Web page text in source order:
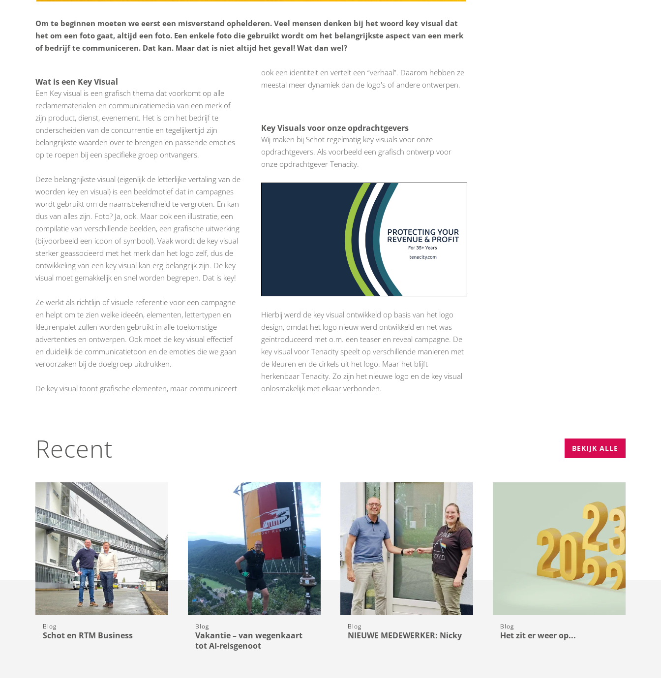
Om te beginnen moeten we eerst een misverstand ophelderen. Veel mensen denken bij het woord key visual dat
het om een foto gaat, altijd een foto. Een enkele foto die gebruikt wordt om het belangrijkste aspect van een merk
of bedrijf te communiceren. Dat kan. Maar dat is niet altijd het geval! Wat dan wel?
Wat is een Key Visual
Een Key visual is een grafisch thema dat voorkomt op alle
reclamematerialen en communicatiemedia van een merk of
zijn product, dienst, evenement. Het is om het bedrijf te
onderscheiden van de concurrentie en tegelijkertijd zijn
belangrijkste waarden over te brengen en passende emoties
op te roepen bij een specifieke groep ontvangers.
Deze belangrijkste visual (eigenlijk de letterlijke vertaling van de
woorden key en visual) is een beeldmotief dat in campagnes
wordt gebruikt om de naamsbekendheid te vergroten. En kan
dus van alles zijn. Foto? Ja, ook. Maar ook een illustratie, een
compilatie van verschillende beelden, een grafische uitwerking
(bijvoorbeeld een icoon of symbool). Vaak wordt de key visual
sterker geassocieerd met het merk dan het logo zelf, dus de
ontwikkeling van een key visual kan erg belangrijk zijn. De key
visual moet gemakkelijk en snel worden begrepen. Dat is key!
Ze werkt als richtlijn of visuele referentie voor een campagne
en helpt om te zien welke ideeën, elementen, lettertypen en
kleurenpalet zullen worden gebruikt in alle toekomstige
advertenties en ontwerpen. Ook moet de key visual effectief
en duidelijk de communicatietoon en de emoties die we gaan
veroorzaken bij de doelgroep uitdrukken.
De key visual toont grafische elementen, maar communiceert
ook een identiteit en vertelt een “verhaal”. Daarom hebben ze
meestal meer dynamiek dan de logo's of andere ontwerpen.
Key Visuals voor onze opdrachtgevers
Wij maken bij Schot regelmatig key visuals voor onze
opdrachtgevers. Als voorbeeld een grafisch ontwerp voor
onze opdrachtgever Tenacity.
Hierbij werd de key visual ontwikkeld op basis van het logo
design, omdat het logo nieuw werd ontwikkeld en net was
geïntroduceerd met o.m. een teaser en reveal campagne. De
key visual voor Tenacity speelt op verschillende manieren met
de kleuren en de cirkels uit het logo. Maar het blijft
herkenbaar Tenacity. Zo zijn het nieuwe logo en de key visual
onlosmakelijk met elkaar verbonden.
Recent BEKIJK ALLE
Blog
Schot en RTM Business
Blog
Vakantie – van wegenkaart
tot AI-reisgenoot
Blog
NIEUWE MEDEWERKER: Nicky
Blog
Het zit er weer op...